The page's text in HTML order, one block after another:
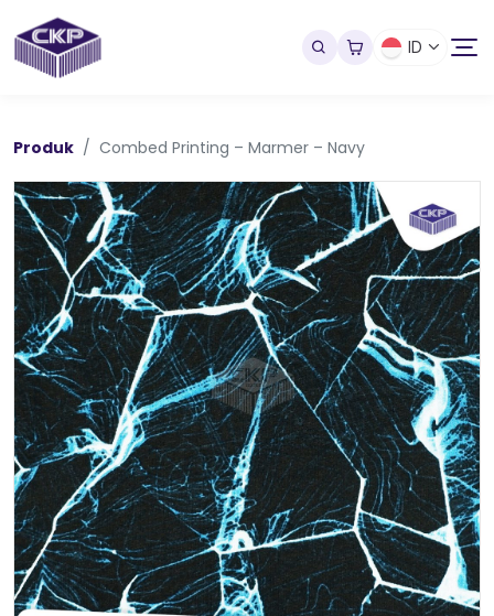
ID
Produk Combed Printing – Marmer – Navy